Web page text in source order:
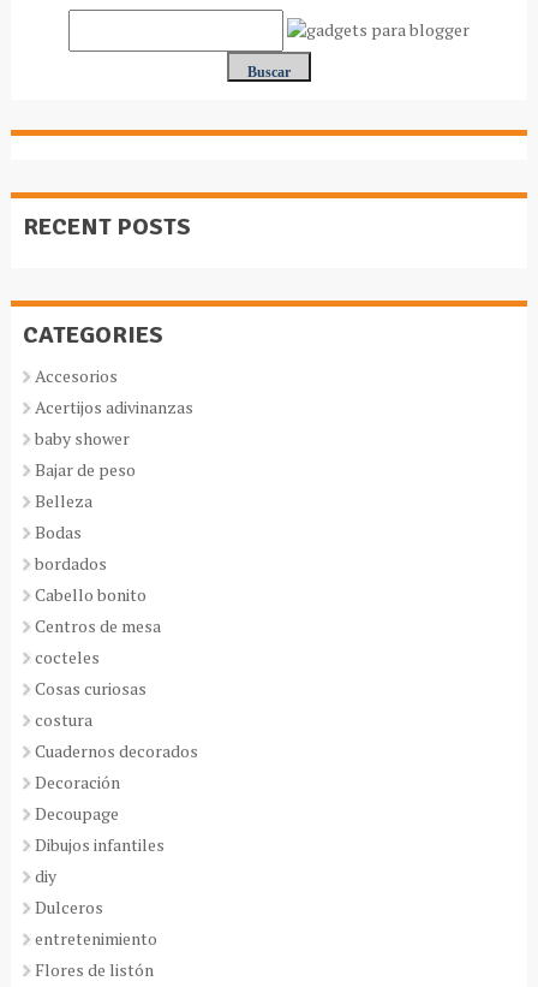
RECENT POSTS
CATEGORIES
Accesorios
Acertijos adivinanzas
baby shower
Bajar de peso
Belleza
Bodas
bordados
Cabello bonito
Centros de mesa
cocteles
Cosas curiosas
costura
Cuadernos decorados
Decoración
Decoupage
Dibujos infantiles
diy
Dulceros
entretenimiento
Flores de listón